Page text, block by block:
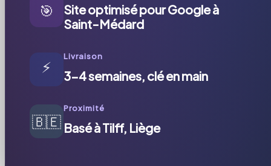
🎯
Site optimisé pour Google à
Saint-Médard
⚡
Livraison
3-4 semaines, clé en main
🇧🇪
Proximité
Basé à Tilff, Liège